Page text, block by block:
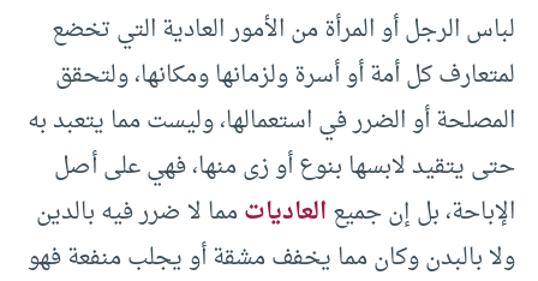
لباس الرجل أو المرأة من الأمور العادية التي تخضع
لمتعارف كل أمة أو أسرة ولزمانها ومكانها، ولتحقق
المصلحة أو الضرر في استعمالها، وليست مما يتعبد به
حتى يتقيد لابسها بنوع أو زى منها، فهي على أصل
الإباحة، بل إن جميعالعادياتمما لا ضرر فيه بالدين
ولا بالبدن وكان مما يخفف مشقة أو يجلب منفعة فهو